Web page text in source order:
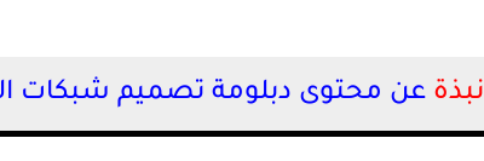
نبذةعن محتوى دبلومة تصميم شبكات